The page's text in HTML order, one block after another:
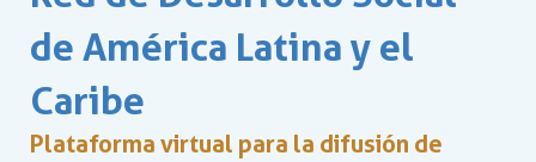
de América Latina y el
Caribe
Plataforma virtual para la difusión de